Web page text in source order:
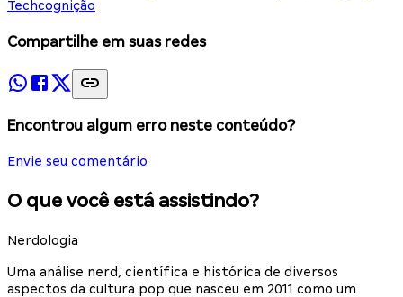
Techcognição
Compartilhe em suas redes
Encontrou algum erro neste conteúdo?
Envie seu comentário
O que você está assistindo?
Nerdologia
Uma análise nerd, científica e histórica de diversos
aspectos da cultura pop que nasceu em 2011 como um